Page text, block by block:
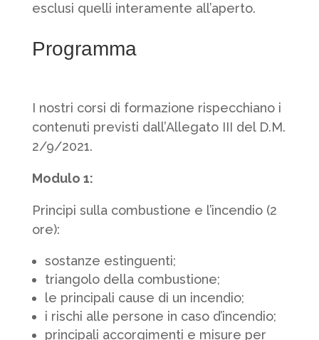
esclusi quelli interamente all’aperto.
Programma
I nostri corsi di formazione rispecchiano i
contenuti previsti dall’Allegato III del D.M.
2/9/2021.
Modulo 1:
Principi sulla combustione e l’incendio (2
ore):
sostanze estinguenti;
triangolo della combustione;
le principali cause di un incendio;
i rischi alle persone in caso d’incendio;
principali accorgimenti e misure per